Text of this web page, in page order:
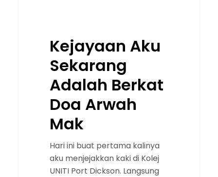
Kejayaan Aku
Sekarang
Adalah Berkat
Doa Arwah
Mak
Hari ini buat pertama kalinya
aku menjejakkan kaki di Kolej
UNITI Port Dickson. Langsung